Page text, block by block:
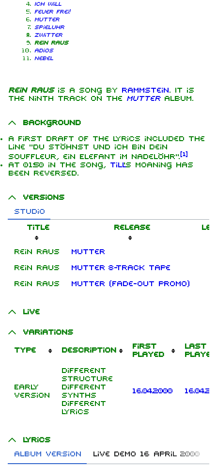
Ich will
Feuer frei!
Mutter
Spieluhr
Zwitter
Rein raus
Adios
Nebel
Rein rausis a song by Rammstein. It is
the ninth track on the Mutteralbum.
Background
A first draft of the lyrics included the
line "Du stöhnst und ich bin dein
Souffleur, ein Elefant im Nadelöhr". [1]
At 01:50 in the song, Till's moaning has
been reversed.
Versions
Studio
Title
Release
Rein raus Mutter
Rein raus
Mutter 8-Track Tape
Rein raus
Mutter (Fade-out Promo)
Live
Variations
Type Description
First
played
Last
played
Early
version
Different
structure
Different
synths
Different
lyrics
16.04.2000
Lyrics
Album version
Live demo 16 April 2000